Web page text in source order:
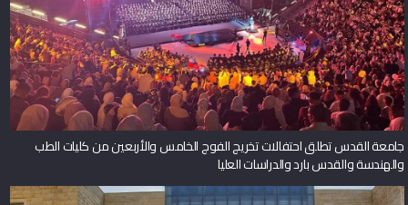
جامعة القدس تطلق احتفالات تخريج الفوج الخامس والأربعين من كليات الطب
والهندسة والقدس بارد والدراسات العليا